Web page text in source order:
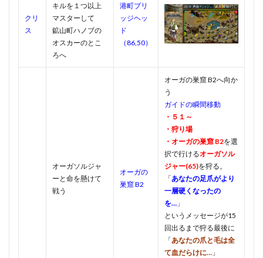
クリ
ス
キルを１つ以上
マスターして
鉱山町ハノブの
オスカーのとこ
ろへ
港町ブリ
ッジヘッ
ド
（86,50）
オーガソルジャ
ーと命を懸けて
戦う
オーガの
巣窟 B2
オーガの巣窟 B2へ向か
う
ガイドの瞬間移動
・５１～
・狩り場
・オーガの巣窟 B2を選
択で行けるオーガソル
ジャー(65)を狩る。
「あなたの足爪がより
一層硬くなったの
を… 」
というメッセージが15
回出るまで狩る最後に
「あなたの爪と毛は全
て血だらけに… 」